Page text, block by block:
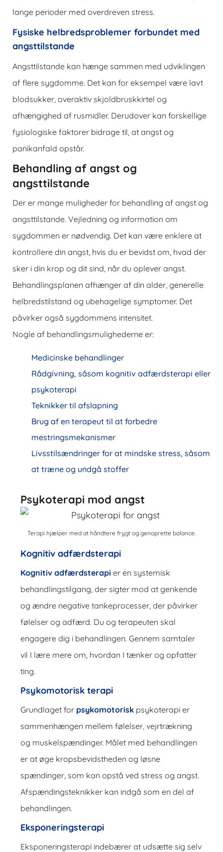
lange perioder med overdreven stress.
Fysiske helbredsproblemer forbundet med
angsttilstande
Angsttilstande kan hænge sammen med udviklingen
af flere sygdomme. Det kan for eksempel være lavt
blodsukker, overaktiv skjoldbruskkirtel og
afhængighed af rusmidler. Derudover kan forskellige
fysiologiske faktorer bidrage til, at angst og
panikanfald opstår.
Behandling af angst og
angsttilstande
Der er mange muligheder for behandling af angst og
angsttilstande. Vejledning og information om
sygdommen er nødvendig. Det kan være enklere at
kontrollere din angst, hvis du er bevidst om, hvad der
sker i din krop og dit sind, når du oplever angst.
Behandlingsplanen afhænger af din alder, generelle
helbredstilstand og ubehagelige symptomer. Det
påvirker også sygdommens intensitet.
Nogle af behandlingsmulighederne er:
Medicinske behandlinger
Rådgivning, såsom kognitiv adfærdsterapi eller
psykoterapi
Teknikker til afslapning
Brug af en terapeut til at forbedre
mestringsmekanismer
Livsstilsændringer for at mindske stress, såsom
at træne og undgå stoffer
Psykoterapi mod angst
Terapi hjælper med at håndtere frygt og genoprette balance.
Kognitiv adfærdsterapi
Kognitiv adfærdsterapi er en systemisk
behandlingstilgang, der sigter mod at genkende
og ændre negative tankeprocesser, der påvirker
følelser og adfærd. Du og terapeuten skal
engagere dig i behandlingen. Gennem samtaler
vil I lære mere om, hvordan I tænker og opfatter
ting.
Psykomotorisk terapi
Grundlaget for psykomotorisk psykoterapi er
sammenhængen mellem følelser, vejrtrækning
og muskelspændinger. Målet med behandlingen
er at øge kropsbevidstheden og løsne
spændinger, som kan opstå ved stress og angst.
Afspændingsteknikker kan indgå som en del af
behandlingen.
Eksponeringsterapi
Eksponeringsterapi indebærer at udsætte sig selv